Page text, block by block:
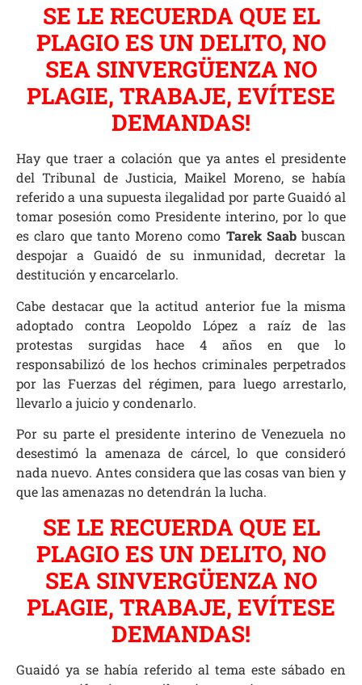
SE LE RECUERDA QUE EL
PLAGIO ES UN DELITO, NO
SEA SINVERGÜENZA NO
PLAGIE, TRABAJE, EVÍTESE
DEMANDAS!
Hay que traer a colación que ya antes el presidente
del Tribunal de Justicia, Maikel Moreno, se había
referido a una supuesta ilegalidad por parte Guaidó al
tomar posesión como Presidente interino, por lo que
es claro que tanto Moreno como Tarek Saabbuscan
despojar a Guaidó de su inmunidad, decretar la
destitución y encarcelarlo.
Cabe destacar que la actitud anterior fue la misma
adoptado contra Leopoldo López a raíz de las
protestas surgidas hace 4 años en que lo
responsabilizó de los hechos criminales perpetrados
por las Fuerzas del régimen, para luego arrestarlo,
llevarlo a juicio y condenarlo.
Por su parte el presidente interino de Venezuela no
desestimó la amenaza de cárcel, lo que consideró
nada nuevo. Antes considera que las cosas van bien y
que las amenazas no detendrán la lucha.
SE LE RECUERDA QUE EL
PLAGIO ES UN DELITO, NO
SEA SINVERGÜENZA NO
PLAGIE, TRABAJE, EVÍTESE
DEMANDAS!
Guaidó ya se había referido al tema este sábado en